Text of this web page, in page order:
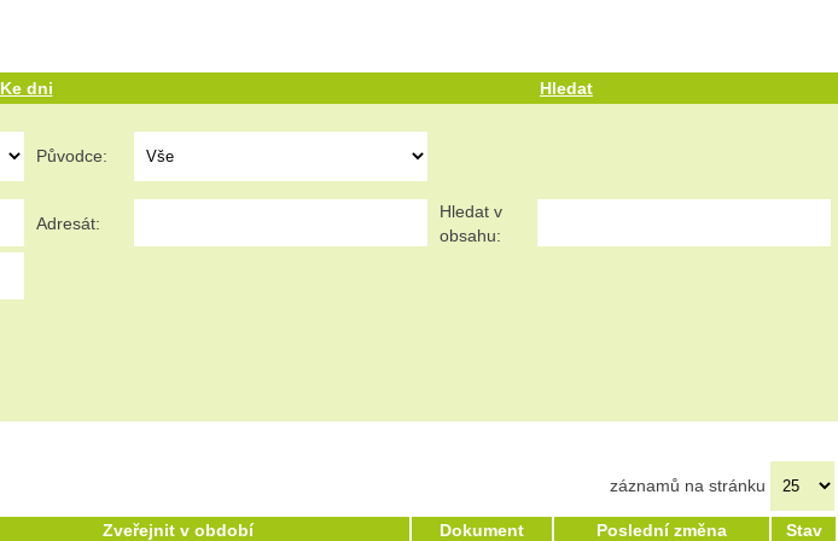
Ke dni Hledat
Původce:
Adresát:
Hledat v
obsahu:
záznamů na stránku
Zveřejnit v období Dokument Poslední změna
Stav